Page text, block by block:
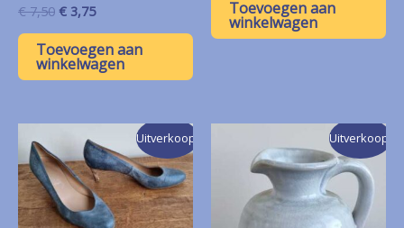
€7,50 Oorspronkelijke
was:
€ 7,50.
€ 3,75Huidige
is:
€ 3,75.
Toevoegen aan
winkelwagen
€ 12,00.€ 6,00.
Toevoegen aan
winkelwagen
Uitverkoop! Uitverkoop!